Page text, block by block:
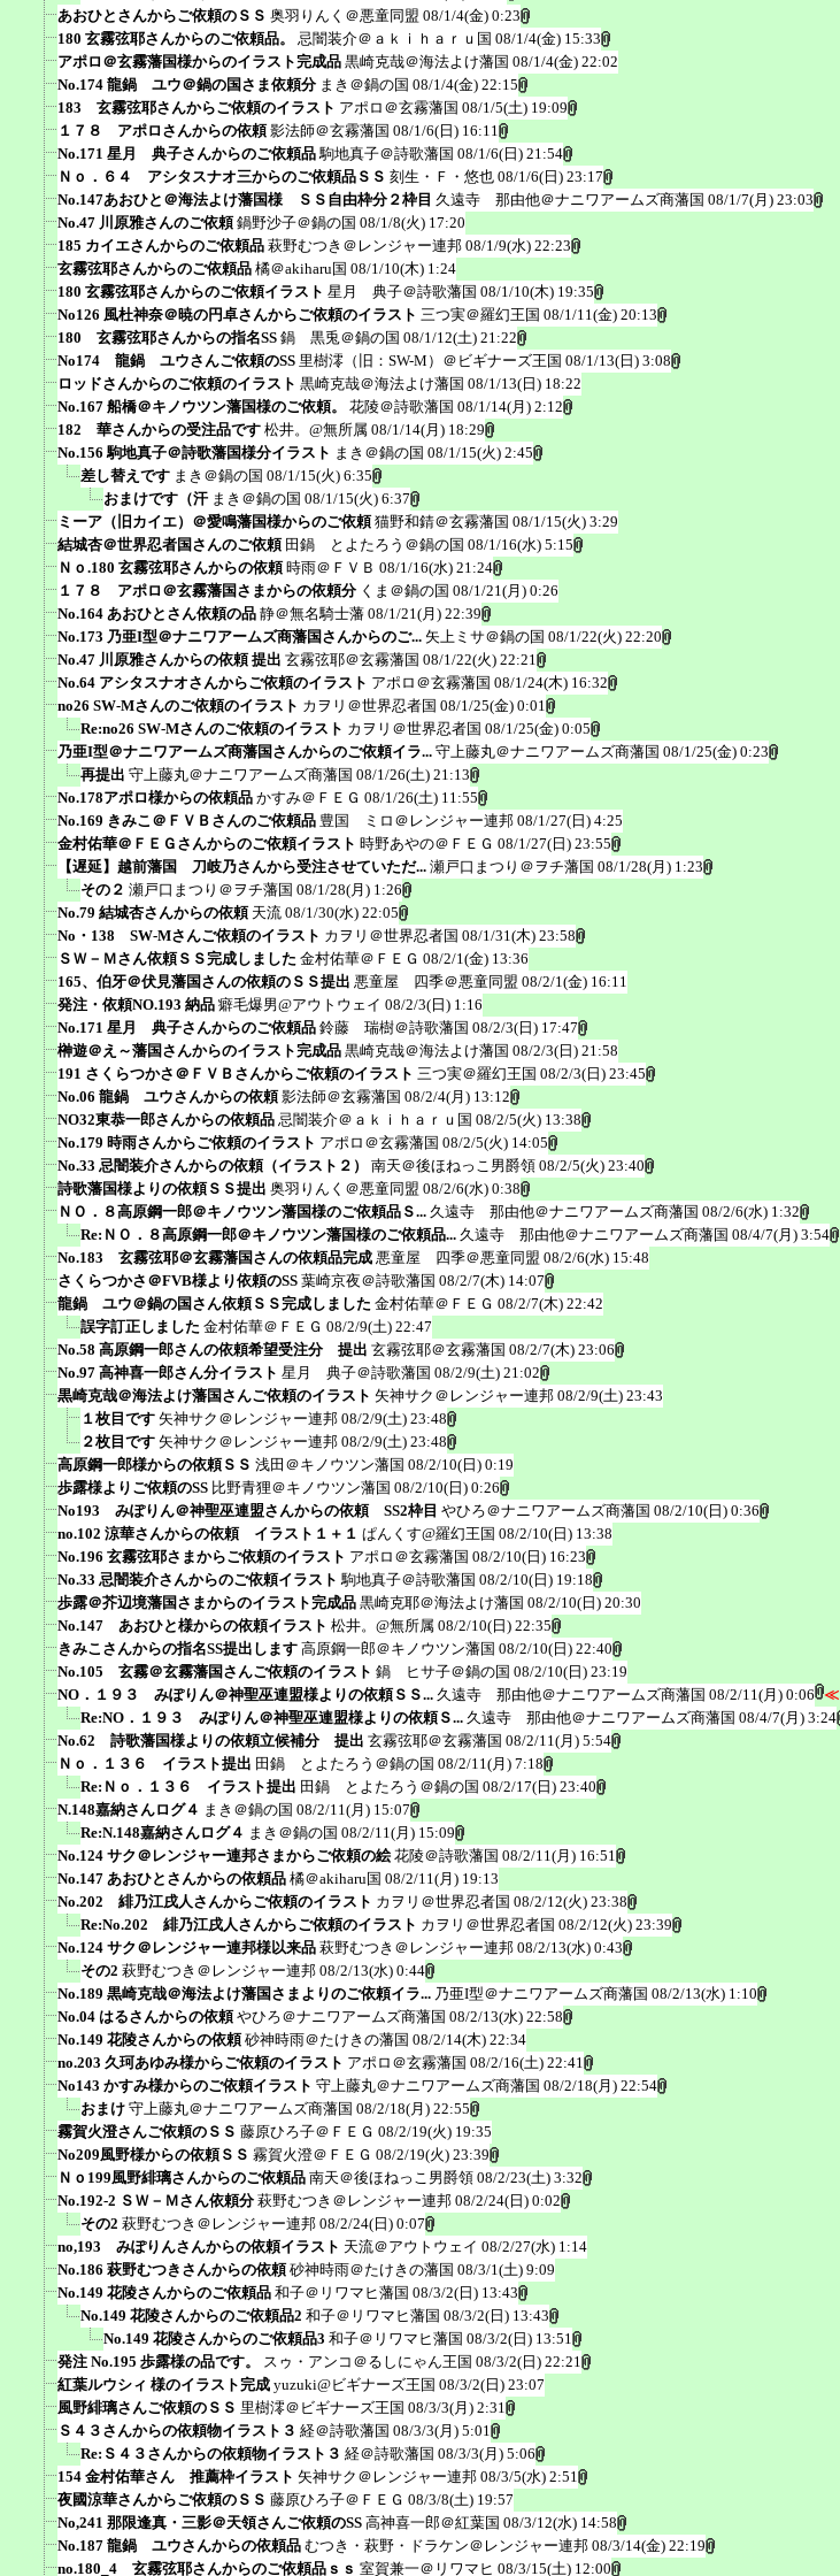
あおひとさんからご依頼のＳＳ 奥羽りんく＠悪童同盟 08/1/4(金) 0:23
180 玄霧弦耶さんからのご依頼品。
忌闇装介＠ａｋｉｈａｒｕ国 08/1/4(金) 15:33
アポロ＠玄霧藩国様からのイラスト完成品 黒崎克哉＠海法よけ藩国 08/1/4(金) 22:02
No.174 龍鍋 ユウ＠鍋の国さま依頼分 まき＠鍋の国 08/1/4(金) 22:15
183 玄霧弦耶さんからご依頼のイラスト アポロ＠玄霧藩国 08/1/5(土) 19:09
１７８ アポロさんからの依頼 影法師＠玄霧藩国 08/1/6(日) 16:11
No.171 星月 典子さんからのご依頼品 駒地真子＠詩歌藩国 08/1/6(日) 21:54
Ｎｏ．６４ アシタスナオ三からのご依頼品ＳＳ 刻生・Ｆ・悠也 08/1/6(日) 23:17
No.147あおひと＠海法よけ藩国様 ＳＳ自由枠分２枠目 久遠寺 那由他＠ナニワアームズ商藩国 08/1/7(月) 23:03
No.47 川原雅さんのご依頼 鍋野沙子＠鍋の国 08/1/8(火) 17:20
185 カイエさんからのご依頼品 萩野むつき＠レンジャー連邦 08/1/9(水) 22:23
玄霧弦耶さんからのご依頼品 橘＠akiharu国 08/1/10(木) 1:24
180 玄霧弦耶さんからのご依頼イラスト 星月 典子＠詩歌藩国 08/1/10(木) 19:35
No126 風杜神奈＠暁の円卓さんからご依頼のイラスト 三つ実＠羅幻王国 08/1/11(金) 20:13
180 玄霧弦耶さんからの指名SS 鍋 黒兎＠鍋の国 08/1/12(土) 21:22
No174 龍鍋 ユウさんご依頼のSS 里樹澪（旧：SW-M）＠ビギナーズ王国 08/1/13(日) 3:08
ロッドさんからのご依頼のイラスト 黒崎克哉＠海法よけ藩国 08/1/13(日) 18:22
No.167 船橋＠キノウツン藩国様のご依頼。
花陵＠詩歌藩国 08/1/14(月) 2:12
182 華さんからの受注品です 松井。@無所属 08/1/14(月) 18:29
No.156 駒地真子＠詩歌藩国様分イラスト まき＠鍋の国 08/1/15(火) 2:45
差し替えです まき＠鍋の国 08/1/15(火) 6:35
おまけです（汗 まき＠鍋の国 08/1/15(火) 6:37
ミーア（旧カイエ）＠愛鳴藩国様からのご依頼 猫野和錆＠玄霧藩国 08/1/15(火) 3:29
結城杏＠世界忍者国さんのご依頼 田鍋 とよたろう＠鍋の国 08/1/16(水) 5:15
Ｎｏ.180 玄霧弦耶さんからの依頼 時雨＠ＦＶＢ 08/1/16(水) 21:24
１７８ アポロ＠玄霧藩国さまからの依頼分 くま＠鍋の国 08/1/21(月) 0:26
No.164 あおひとさん依頼の品 静＠無名騎士藩 08/1/21(月) 22:39
No.173 乃亜I型＠ナニワアームズ商藩国さんからのご... 矢上ミサ＠鍋の国 08/1/22(火) 22:20
No.47 川原雅さんからの依頼 提出 玄霧弦耶＠玄霧藩国 08/1/22(火) 22:21
No.64 アシタスナオさんからご依頼のイラスト アポロ＠玄霧藩国 08/1/24(木) 16:32
no26 SW-Mさんのご依頼のイラスト カヲリ＠世界忍者国 08/1/25(金) 0:01
Re:no26 SW-Mさんのご依頼のイラスト カヲリ＠世界忍者国 08/1/25(金) 0:05
乃亜I型＠ナニワアームズ商藩国さんからのご依頼イラ... 守上藤丸＠ナニワアームズ商藩国 08/1/25(金) 0:23
再提出 守上藤丸＠ナニワアームズ商藩国 08/1/26(土) 21:13
No.178アポロ様からの依頼品 かすみ＠ＦＥＧ 08/1/26(土) 11:55
No.169 きみこ＠ＦＶＢさんのご依頼品 豊国 ミロ＠レンジャー連邦 08/1/27(日) 4:25
金村佑華＠ＦＥＧさんからのご依頼イラスト 時野あやの＠ＦＥＧ 08/1/27(日) 23:55
【遅延】越前藩国 刀岐乃さんから受注させていただ... 瀬戸口まつり＠ヲチ藩国 08/1/28(月) 1:23
その２ 瀬戸口まつり＠ヲチ藩国 08/1/28(月) 1:26
No.79 結城杏さんからの依頼 天流 08/1/30(水) 22:05
No・138 SW-Mさんご依頼のイラスト カヲリ＠世界忍者国 08/1/31(木) 23:58
ＳＷ－Ｍさん依頼ＳＳ完成しました 金村佑華＠ＦＥＧ 08/2/1(金) 13:36
165、伯牙＠伏見藩国さんの依頼のＳＳ提出 悪童屋 四季＠悪童同盟 08/2/1(金) 16:11
発注・依頼NO.193 納品 癖毛爆男@アウトウェイ 08/2/3(日) 1:16
No.171 星月 典子さんからのご依頼品 鈴藤 瑞樹＠詩歌藩国 08/2/3(日) 17:47
榊遊＠え～藩国さんからのイラスト完成品 黒崎克哉＠海法よけ藩国 08/2/3(日) 21:58
191 さくらつかさ＠ＦＶＢさんからご依頼のイラスト 三つ実＠羅幻王国 08/2/3(日) 23:45
No.06 龍鍋 ユウさんからの依頼 影法師＠玄霧藩国 08/2/4(月) 13:12
NO32東恭一郎さんからの依頼品 忌闇装介＠ａｋｉｈａｒｕ国 08/2/5(火) 13:38
No.179 時雨さんからご依頼のイラスト アポロ＠玄霧藩国 08/2/5(火) 14:05
No.33 忌闇装介さんからの依頼（イラスト２）
南天＠後ほねっこ男爵領 08/2/5(火) 23:40
詩歌藩国様よりの依頼ＳＳ提出 奥羽りんく＠悪童同盟 08/2/6(水) 0:38
ＮＯ．８高原鋼一郎＠キノウツン藩国様のご依頼品Ｓ... 久遠寺 那由他＠ナニワアームズ商藩国 08/2/6(水) 1:32
Re:ＮＯ．８高原鋼一郎＠キノウツン藩国様のご依頼品... 久遠寺 那由他＠ナニワアームズ商藩国 08/4/7(月) 3:54
No.183 玄霧弦耶＠玄霧藩国さんの依頼品完成 悪童屋 四季＠悪童同盟 08/2/6(水) 15:48
さくらつかさ＠FVB様より依頼のSS 葉崎京夜＠詩歌藩国 08/2/7(木) 14:07
龍鍋 ユウ＠鍋の国さん依頼ＳＳ完成しました 金村佑華＠ＦＥＧ 08/2/7(木) 22:42
誤字訂正しました 金村佑華＠ＦＥＧ 08/2/9(土) 22:47
No.58 高原鋼一郎さんの依頼希望受注分 提出 玄霧弦耶＠玄霧藩国 08/2/7(木) 23:06
No.97 高神喜一郎さん分イラスト 星月 典子＠詩歌藩国 08/2/9(土) 21:02
黒崎克哉＠海法よけ藩国さんご依頼のイラスト 矢神サク＠レンジャー連邦 08/2/9(土) 23:43
１枚目です 矢神サク＠レンジャー連邦 08/2/9(土) 23:48
２枚目です 矢神サク＠レンジャー連邦 08/2/9(土) 23:48
高原鋼一郎様からの依頼ＳＳ 浅田＠キノウツン藩国 08/2/10(日) 0:19
歩露様よりご依頼のSS 比野青狸＠キノウツン藩国 08/2/10(日) 0:26
No193 みぽりん＠神聖巫連盟さんからの依頼 SS2枠目 やひろ＠ナニワアームズ商藩国 08/2/10(日) 0:36
no.102 涼華さんからの依頼 イラスト１＋１ ぱんくす@羅幻王国 08/2/10(日) 13:38
No.196 玄霧弦耶さまからご依頼のイラスト アポロ＠玄霧藩国 08/2/10(日) 16:23
No.33 忌闇装介さんからのご依頼イラスト 駒地真子＠詩歌藩国 08/2/10(日) 19:18
歩露＠芥辺境藩国さまからのイラスト完成品 黒崎克耶＠海法よけ藩国 08/2/10(日) 20:30
No.147 あおひと様からの依頼イラスト 松井。@無所属 08/2/10(日) 22:35
きみこさんからの指名SS提出します 高原鋼一郎＠キノウツン藩国 08/2/10(日) 22:40
No.105 玄霧＠玄霧藩国さんご依頼のイラスト 鍋 ヒサ子＠鍋の国 08/2/10(日) 23:19
NO．１９３ みぽりん＠神聖巫連盟様よりの依頼ＳＳ... 久遠寺 那由他＠ナニワアームズ商藩国 08/2/11(月) 0:06 ≪
Re:NO．１９３ みぽりん＠神聖巫連盟様よりの依頼Ｓ... 久遠寺 那由他＠ナニワアームズ商藩国 08/4/7(月) 3:24
No.62 詩歌藩国様よりの依頼立候補分 提出 玄霧弦耶＠玄霧藩国 08/2/11(月) 5:54
Ｎｏ．１３６ イラスト提出 田鍋 とよたろう＠鍋の国 08/2/11(月) 7:18
Re:Ｎｏ．１３６ イラスト提出 田鍋 とよたろう＠鍋の国 08/2/17(日) 23:40
N.148嘉納さんログ４ まき＠鍋の国 08/2/11(月) 15:07
Re:N.148嘉納さんログ４ まき＠鍋の国 08/2/11(月) 15:09
No.124 サク＠レンジャー連邦さまからご依頼の絵 花陵＠詩歌藩国 08/2/11(月) 16:51
No.147 あおひとさんからの依頼品 橘＠akiharu国 08/2/11(月) 19:13
No.202 緋乃江戌人さんからご依頼のイラスト カヲリ＠世界忍者国 08/2/12(火) 23:38
Re:No.202 緋乃江戌人さんからご依頼のイラスト カヲリ＠世界忍者国 08/2/12(火) 23:39
No.124 サク＠レンジャー連邦様以来品 萩野むつき＠レンジャー連邦 08/2/13(水) 0:43
その2 萩野むつき＠レンジャー連邦 08/2/13(水) 0:44
No.189 黒崎克哉＠海法よけ藩国さまよりのご依頼イラ... 乃亜I型＠ナニワアームズ商藩国 08/2/13(水) 1:10
No.04 はるさんからの依頼 やひろ＠ナニワアームズ商藩国 08/2/13(水) 22:58
No.149 花陵さんからの依頼 砂神時雨＠たけきの藩国 08/2/14(木) 22:34
no.203 久珂あゆみ様からご依頼のイラスト アポロ＠玄霧藩国 08/2/16(土) 22:41
No143 かすみ様からのご依頼イラスト 守上藤丸＠ナニワアームズ商藩国 08/2/18(月) 22:54
おまけ 守上藤丸＠ナニワアームズ商藩国 08/2/18(月) 22:55
霧賀火澄さんご依頼のＳＳ 藤原ひろ子＠ＦＥＧ 08/2/19(火) 19:35
No209風野様からの依頼ＳＳ 霧賀火澄＠ＦＥＧ 08/2/19(火) 23:39
Ｎｏ199風野緋璃さんからのご依頼品 南天＠後ほねっこ男爵領 08/2/23(土) 3:32
No.192-2 ＳＷ－Ｍさん依頼分 萩野むつき＠レンジャー連邦 08/2/24(日) 0:02
その2 萩野むつき＠レンジャー連邦 08/2/24(日) 0:07
no,193 みぽりんさんからの依頼イラスト 天流＠アウトウェイ 08/2/27(水) 1:14
No.186 萩野むつきさんからの依頼 砂神時雨＠たけきの藩国 08/3/1(土) 9:09
No.149 花陵さんからのご依頼品 和子＠リワマヒ藩国 08/3/2(日) 13:43
No.149 花陵さんからのご依頼品2 和子＠リワマヒ藩国 08/3/2(日) 13:43
No.149 花陵さんからのご依頼品3 和子＠リワマヒ藩国 08/3/2(日) 13:51
発注 No.195 歩露様の品です。
スゥ・アンコ＠るしにゃん王国 08/3/2(日) 22:21
紅葉ルウシィ 様のイラスト完成 yuzuki@ビギナーズ王国 08/3/2(日) 23:07
風野緋璃さんご依頼のＳＳ 里樹澪＠ビギナーズ王国 08/3/3(月) 2:31
Ｓ４３さんからの依頼物イラスト３ 経＠詩歌藩国 08/3/3(月) 5:01
Re:Ｓ４３さんからの依頼物イラスト３ 経＠詩歌藩国 08/3/3(月) 5:06
154 金村佑華さん 推薦枠イラスト 矢神サク＠レンジャー連邦 08/3/5(水) 2:51
夜國涼華さんからご依頼のＳＳ 藤原ひろ子＠ＦＥＧ 08/3/8(土) 19:57
No,241 那限逢真・三影＠天領さんご依頼のSS 高神喜一郎＠紅葉国 08/3/12(水) 14:58
No.187 龍鍋 ユウさんからの依頼品 むつき・萩野・ドラケン＠レンジャー連邦 08/3/14(金) 22:19
no.180_4 玄霧弦耶さんからのご依頼品ｓｓ 室賀兼一＠リワマヒ 08/3/15(土) 12:00